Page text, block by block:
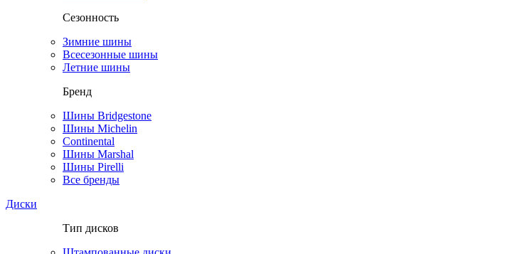
Сезонность
Зимние шины
Всесезонные шины
Летние шины
Бренд
Шины Bridgestone
Шины Michelin
Continental
Шины Marshal
Шины Pirelli
Все бренды
Диски
Тип дисков